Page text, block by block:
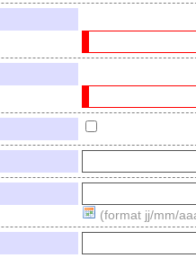
(format jj/mm/